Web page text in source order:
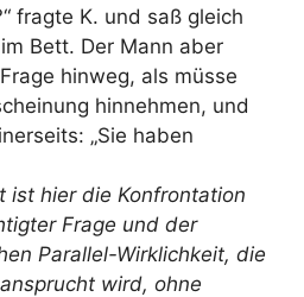
fragte K. und saß gleich
Bett. Der Mann aber
hinweg, als müsse
hinnehmen, und
„Sie haben
ist hier die Konfrontation
Frage und der
Parallel-Wirklichkeit, die
wird, ohne